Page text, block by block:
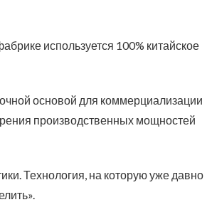
используется 100% китайское
основой для коммерциализации
производственных мощностей
Технология, на которую уже давно